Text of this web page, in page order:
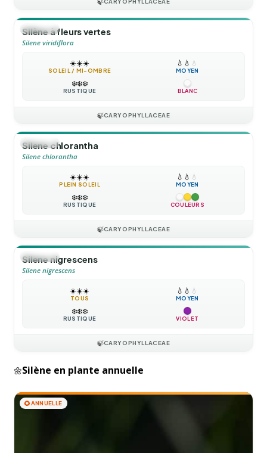
🪴VIVACE
Silène à fleurs vertes
Silene viridiflora
☀️☀️☀️
SOLEIL / MI-OMBRE
💧 💧 💧
MOYEN
❄️❄️❄️
RUSTIQUE BLANC
🍃CARYOPHYLLACEAE
🪴VIVACE
Silene chlorantha
Silene chlorantha
☀️☀️☀️
PLEIN SOLEIL
💧 💧 💧
MOYEN
❄️❄️❄️
RUSTIQUE COULEURS
🍃CARYOPHYLLACEAE
🪴VIVACE
Silene nigrescens
Silene nigrescens
☀️☀️☀️
TOUS
💧 💧 💧
MOYEN
❄️❄️❄️
RUSTIQUE VIOLET
🍃CARYOPHYLLACEAE
🌼Silène en plante annuelle
🌻ANNUELLE